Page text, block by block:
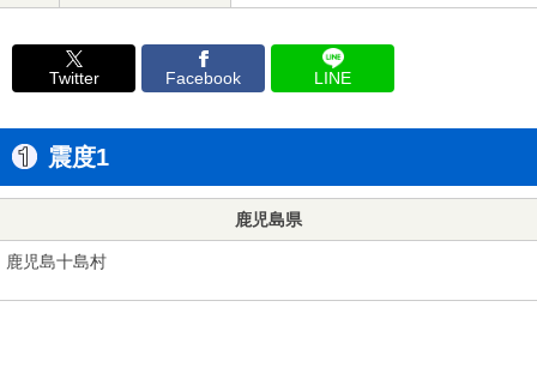
Twitter Facebook LINE
震度1
鹿児島県
鹿児島十島村